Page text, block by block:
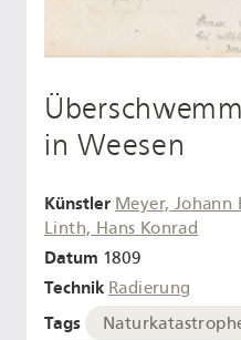
in Weesen
Künstler Meyer, Johann
Linth, Hans Konrad
Datum 1809
Technik Radierung
Tags